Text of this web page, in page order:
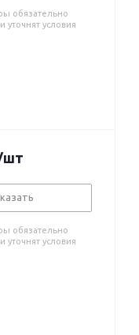
обязательно
уточнят условия
шт
обязательно
уточнят условия